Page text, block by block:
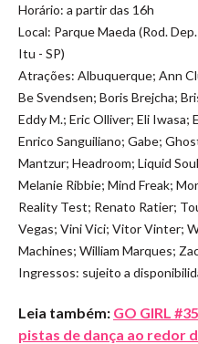
Horário: a partir das 16h
Local: Parque Maeda (Rod.
Itu - SP)
Atrações: Albuquerque; Ann
Be Svendsen; Boris Brejcha;
Eddy M.; Eric Olliver; Eli Iwasa;
Enrico Sanguiliano; Gabe;
Mantzur; Headroom; Liquid
Melanie Ribbie; Mind Freak;
Reality Test; Renato Ratier;
Vegas; Vini Vici; Vitor Vinter;
Machines; William Marques;
Ingressos: sujeito a
Leia também: GO GIRL
pistas de dança ao redor